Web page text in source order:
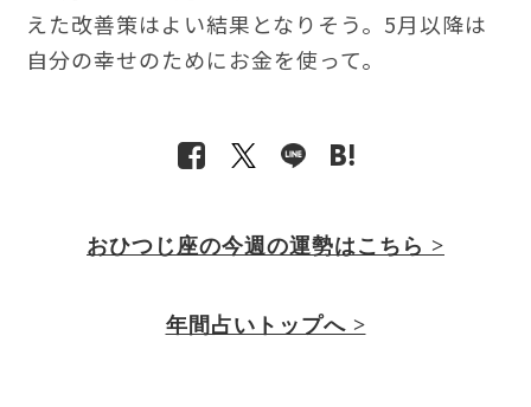
えた改善策はよい結果となりそう。5月以降は
自分の幸せのためにお金を使って。
おひつじ座の今週の運勢はこちら >
年間占いトップへ >